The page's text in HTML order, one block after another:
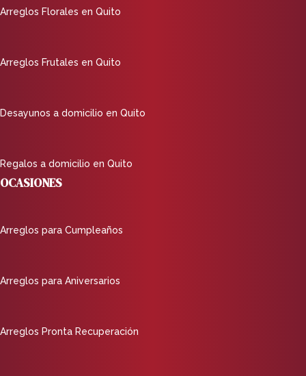
Arreglos Florales en Quito
Arreglos Frutales en Quito
Desayunos a domicilio en Quito
Regalos a domicilio en Quito
OCASIONES
Arreglos para Cumpleaños
Arreglos para Aniversarios
Arreglos Pronta Recuperación